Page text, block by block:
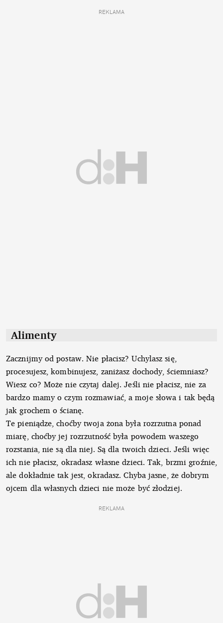
REKLAMA
Alimenty
Zacznijmy od postaw. Nie płacisz? Uchylasz się,
procesujesz, kombinujesz, zaniżasz dochody, ściemniasz?
Wiesz co? Może nie czytaj dalej. Jeśli nie płacisz, nie za
bardzo mamy o czym rozmawiać, a moje słowa i tak będą
jak grochem o ścianę.
Te pieniądze, choćby twoja żona była rozrzutna ponad
miarę, choćby jej rozrzutność była powodem waszego
rozstania, nie są dla niej. Są dla twoich dzieci. Jeśli więc
ich nie płacisz, okradasz własne dzieci. Tak, brzmi groźnie,
ale dokładnie tak jest, okradasz. Chyba jasne, że dobrym
ojcem dla własnych dzieci nie może być złodziej.
REKLAMA